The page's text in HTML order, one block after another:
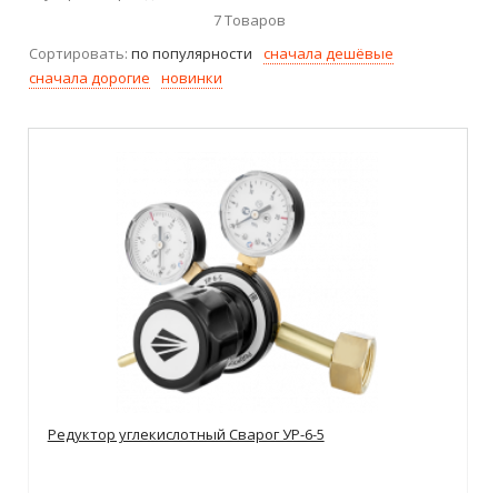
7Товаров
Сортировать: по популярности
сначала дешёвые
сначала дорогие
новинки
Редуктор углекислотный Сварог УР-6-5